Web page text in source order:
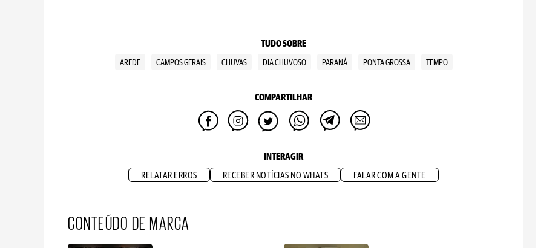
TUDO SOBRE
AREDE CAMPOS GERAIS CHUVAS DIA CHUVOSO PARANÁ PONTA GROSSA TEMPO
COMPARTILHAR
INTERAGIR
RELATAR ERROS RECEBER NOTÍCIAS NO WHATS FALAR COM A GENTE
CONTEÚDO DE MARCA